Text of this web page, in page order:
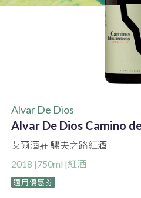
Alvar De Dios
Alvar De Dios Camino
艾爾酒莊 騾夫之路紅酒
2018 |750ml |紅酒
適用優惠券